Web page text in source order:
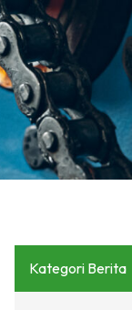
Kategori Berita